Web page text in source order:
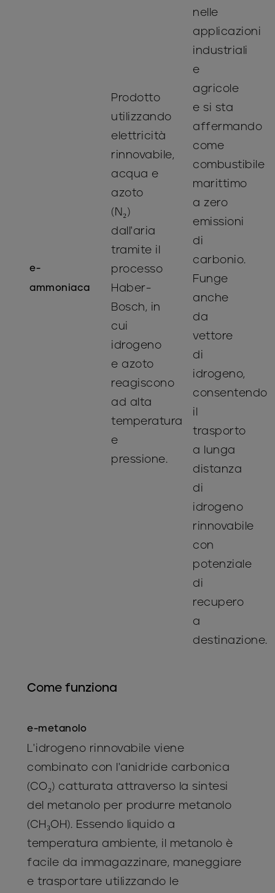
e-
ammoniaca
Prodotto
utilizzando
elettricità
rinnovabile,
acqua e
azoto
(N₂)
dall'aria
tramite il
processo
Haber-
Bosch, in
cui
idrogeno
e azoto
reagiscono
ad alta
temperatura
e
pressione.
nelle
applicazioni
industriali
e
agricole
e si sta
affermando
come
combustibile
marittimo
a zero
emissioni
di
carbonio.
Funge
anche
da
vettore
di
idrogeno,
consentendo
il
trasporto
a lunga
distanza
di
idrogeno
rinnovabile
con
potenziale
di
recupero
a
destinazione.
Come funziona
e-metanolo
L'idrogeno rinnovabile viene
combinato con l'anidride carbonica
(CO₂) catturata attraverso la sintesi
del metanolo per produrre metanolo
(CH₃OH). Essendo liquido a
temperatura ambiente, il metanolo è
facile da immagazzinare, maneggiare
e trasportare utilizzando le